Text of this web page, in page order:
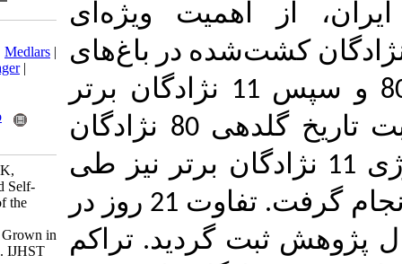
ویژه‌‌ای
کشت‌شده در باغ‌‌های
افزون بر ثبت تاریخ گلدهی 80 نژادگان‌
نیز طی
تفاوت 21 روز در
گردید.تراکم
Download citation:
BibTeX | RIS| EndNote | Medlars|
ProCite
Reference Manager
Send citation to:
Zotero
Fallah-Barzoki S, Arzani K,
Bouzari N. Flowering and Self-
Incompatibility in Some of the
Superior Apricot (Prunus
armeniaca L.) Genotypes Grown in
Barzok (Kashan) Climate. IJHST